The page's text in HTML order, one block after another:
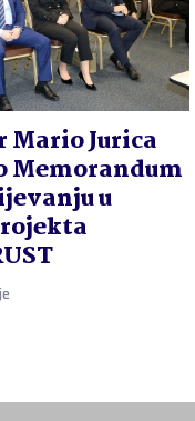
Jurica
Memorandum
u